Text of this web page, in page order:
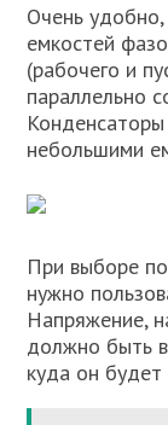
Очень
емкостей
(рабочего и
параллельно
небольшими
При выборе
нужно
Напряжение,
должно быть
куда он